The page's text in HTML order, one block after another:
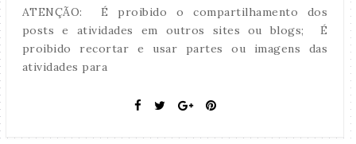
ATENÇÃO: É proibido o compartilhamento dos
posts e atividades em outros sites ou blogs; É
proibido recortar e usar partes ou imagens das
atividades para